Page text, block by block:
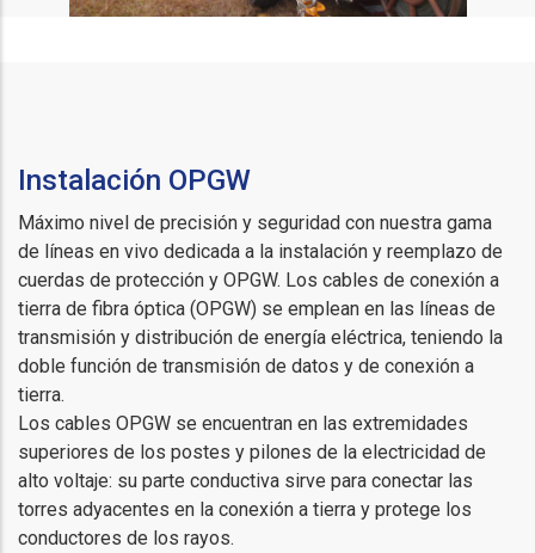
Instalación OPGW
Máximo nivel de precisión y seguridad con nuestra gama
de líneas en vivo dedicada a la instalación y reemplazo de
cuerdas de protección y OPGW. Los cables de conexión a
tierra de fibra óptica (OPGW) se emplean en las líneas de
transmisión y distribución de energía eléctrica, teniendo la
doble función de transmisión de datos y de conexión a
tierra.
Los cables OPGW se encuentran en las extremidades
superiores de los postes y pilones de la electricidad de
alto voltaje: su parte conductiva sirve para conectar las
torres adyacentes en la conexión a tierra y protege los
conductores de los rayos.